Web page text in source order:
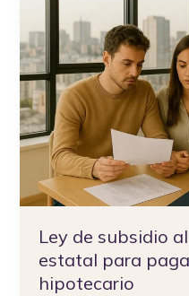
Ley de subsidio
estatal para
hipotecario
subsidio
al
dividendo:
Apoyo
estatal
para
pagar
crédito
hipotecario